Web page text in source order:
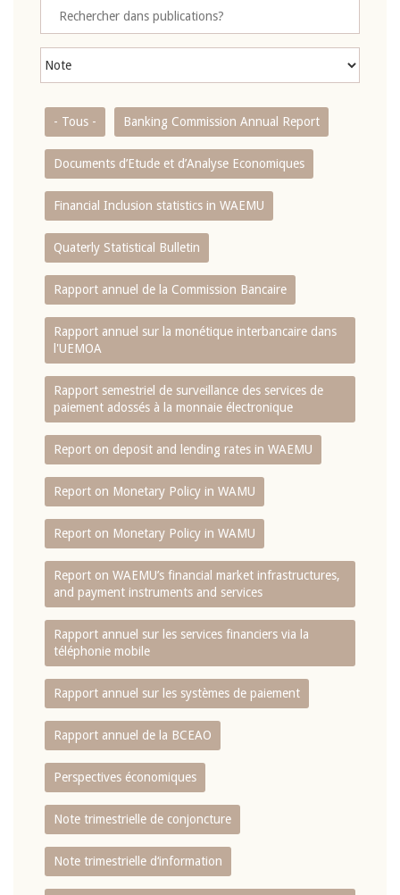
- Tous - Banking Commission Annual Report
Documents d’Etude et d’Analyse Economiques
Financial Inclusion statistics in WAEMU
Quaterly Statistical Bulletin
Rapport annuel de la Commission Bancaire
Rapport annuel sur la monétique interbancaire dans
l'UEMOA
Rapport semestriel de surveillance des services de
paiement adossés à la monnaie électronique
Report on deposit and lending rates in WAEMU
Report on Monetary Policy in WAMU
Report on Monetary Policy in WAMU
Report on WAEMU’s financial market infrastructures,
and payment instruments and services
Rapport annuel sur les services financiers via la
téléphonie mobile
Rapport annuel sur les systèmes de paiement
Rapport annuel de la BCEAO
Perspectives économiques
Note trimestrielle de conjoncture
Note trimestrielle d‘information